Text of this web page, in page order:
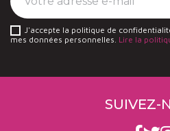
J'accepte la politique de
mes données personnelles. Lire la
SUIVEZ-